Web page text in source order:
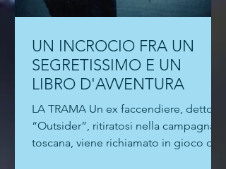
UN INCROCIO FRA UN
SEGRETISSIMO E UN
LIBRO D'AVVENTURA
LA TRAMA Un ex faccendiere, detto
“Outsider”, ritiratosi nella campagna
toscana, viene richiamato in gioco da